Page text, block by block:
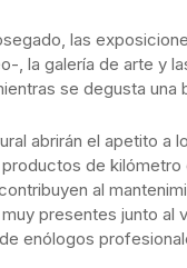
las
, la galería de arte y
se degusta una
abrirán el apetito a
de
al
presentes junto al
enólogos